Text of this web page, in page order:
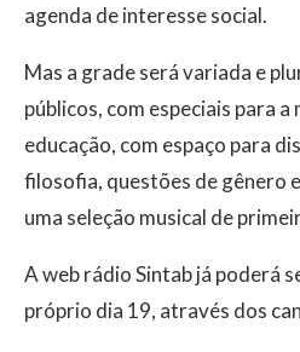
agenda de interesse social.
Mas a grade será variada e
públicos, com especiais para
educação, com espaço para
filosofia, questões de gênero
uma seleção musical de
A web rádio Sintab já poderá
próprio dia 19, através dos